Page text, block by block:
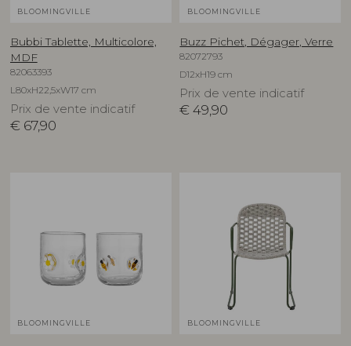
BLOOMINGVILLE
Bubbi Tablette, Multicolore,
MDF
82063393
L80xH22,5xW17 cm
Prix de vente indicatif
€ 67,90
BLOOMINGVILLE
Buzz Pichet, Dégager, Verre
82072793
D12xH19 cm
Prix de vente indicatif
€ 49,90
BLOOMINGVILLE BLOOMINGVILLE